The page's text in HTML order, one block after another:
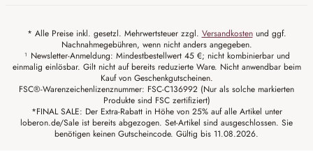
* Alle Preise inkl. gesetzl. Mehrwertsteuer zzgl. Versandkostenund ggf.
Nachnahmegebühren, wenn nicht anders angegeben.
¹ Newsletter-Anmeldung: Mindestbestellwert 45 €; nicht kombinierbar und
einmalig einlösbar. Gilt nicht auf bereits reduzierte Ware. Nicht anwendbar beim
Kauf von Geschenkgutscheinen.
FSC®-Warenzeichenlizenznummer: FSC-C136992 (Nur als solche markierten
Produkte sind FSC zertifiziert)
*FINAL SALE: Der Extra-Rabatt in Höhe von 25% auf alle Artikel unter
loberon.de/Sale ist bereits abgezogen. Set-Artikel sind ausgeschlossen. Sie
benötigen keinen Gutscheincode. Gültig bis 11.08.2026.